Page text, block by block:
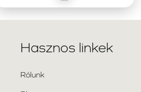
Hasznos linkek
Rólunk